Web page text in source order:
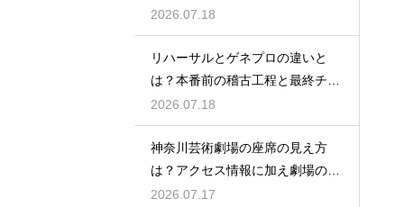
おすすめのポジション
2026.07.18
リハーサルとゲネプロの違いと
は？本番前の稽古工程と最終チェ
ックの意味を解説
2026.07.18
神奈川芸術劇場の座席の見え方
は？アクセス情報に加え劇場の魅
力を徹底解説
2026.07.17